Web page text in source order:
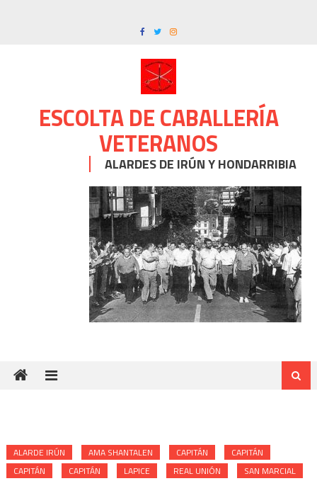
ESCOLTA DE CABALLERÍA
VETERANOS
ALARDES DE IRÚN Y HONDARRIBIA
ALARDE IRÚN AMA SHANTALEN CAPITÁN
CAPITÁN
CAPITÁN
CAPITÁN LAPICE REAL UNIÓN
SAN MARCIAL